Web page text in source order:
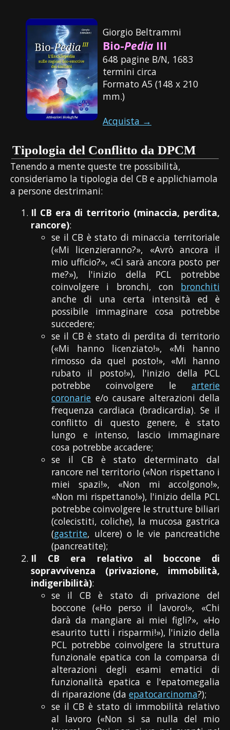
Giorgio Beltrammi
Bio-Pedia III
648 pagine B/N, 1683
termini circa
Formato A5 (148 x 210
mm.)
Acquista →
Tipologia del Conflitto da DPCM
Tenendo a mente queste tre possibilità,
consideriamo la tipologia del CB e applichiamola
a persone destrimani:
Il CB era di territorio (minaccia, perdita,
rancore):
se il CB è stato di minaccia territoriale
(«Mi licenzieranno?», «Avrò ancora il
mio ufficio?», «Ci sarà ancora posto per
me?»), l'inizio della PCL potrebbe
coinvolgere i bronchi, con bronchiti
anche di una certa intensità ed è
possibile immaginare cosa potrebbe
succedere;
se il CB è stato di perdita di territorio
(«Mi hanno licenziato!», «Mi hanno
rimosso da quel posto!», «Mi hanno
rubato il posto!»), l'inizio della PCL
potrebbe coinvolgere le arterie
coronarie e/o causare alterazioni della
frequenza cardiaca (bradicardia). Se il
conflitto di questo genere, è stato
lungo e intenso, lascio immaginare
cosa potrebbe accadere;
se il CB è stato determinato dal
rancore nel territorio («Non rispettano i
miei spazi!», «Non mi accolgono!»,
«Non mi rispettano!»), l'inizio della PCL
potrebbe coinvolgere le strutture biliari
(colecistiti, coliche), la mucosa gastrica
(gastrite, ulcere) o le vie pancreatiche
(pancreatite);
Il CB era relativo al boccone di
sopravvivenza (privazione, immobilità,
indigeribilità):
se il CB è stato di privazione del
boccone («Ho perso il lavoro!», «Chi
darà da mangiare ai miei figli?», «Ho
esaurito tutti i risparmi!»), l'inizio della
PCL potrebbe coinvolgere la struttura
funzionale epatica con la comparsa di
alterazioni degli esami ematici di
funzionalità epatica e l'epatomegalia
di riparazione (da epatocarcinoma?);
se il CB è stato di immobilità relativo
al lavoro («Non si sa nulla del mio